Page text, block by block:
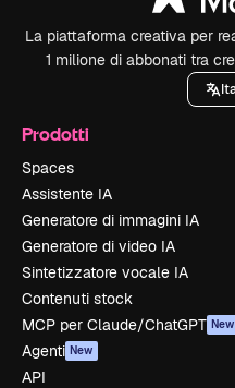
La piattaforma creativa per
1 milione di abbonati tra
Prodotti
Spaces
Assistente IA
Generatore di immagini IA
Generatore di video IA
Sintetizzatore vocale IA
Contenuti stock
MCP per Claude/ChatGPT New
Agenti New
API